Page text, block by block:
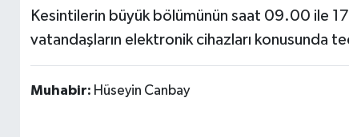
Kesintilerin büyük bölümünün saat 09.00 ile
vatandaşların elektronik cihazları konusunda
Muhabir: Hüseyin Canbay